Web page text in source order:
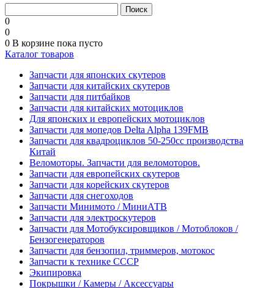
0
0
0 В корзине пока пусто
Каталог товаров
Запчасти для японских скутеров
Запчасти для китайских скутеров
Запчасти для питбайков
Запчасти для китайских мотоциклов
Для японских и европейских мотоциклов
Запчасти для мопедов Delta Alpha 139FMB
Запчасти для квадроциклов 50-250сс производства
Китай
Веломоторы. Запчасти для веломоторов.
Запчасти для европейских скутеров
Запчасти для корейских скутеров
Запчасти для снегоходов
Запчасти Минимото / МиниАТВ
Запчасти для электроскутеров
Запчасти для Мотобуксировщиков / Мотоблоков /
Бензогенераторов
Запчасти для бензопил, триммеров, мотокос
Запчасти к технике СССР
Экипировка
Покрышки / Камеры / Аксессуары